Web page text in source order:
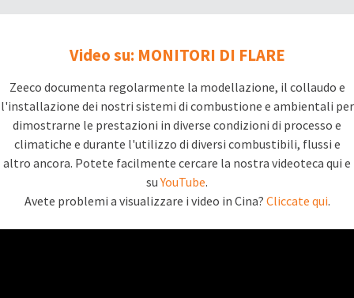
Video su: MONITORI DI FLARE
Zeeco documenta regolarmente la modellazione, il collaudo e
l'installazione dei nostri sistemi di combustione e ambientali per
dimostrarne le prestazioni in diverse condizioni di processo e
climatiche e durante l'utilizzo di diversi combustibili, flussi e
altro ancora. Potete facilmente cercare la nostra videoteca qui e
suYouTube.
Avete problemi a visualizzare i video in Cina? Cliccate qui.